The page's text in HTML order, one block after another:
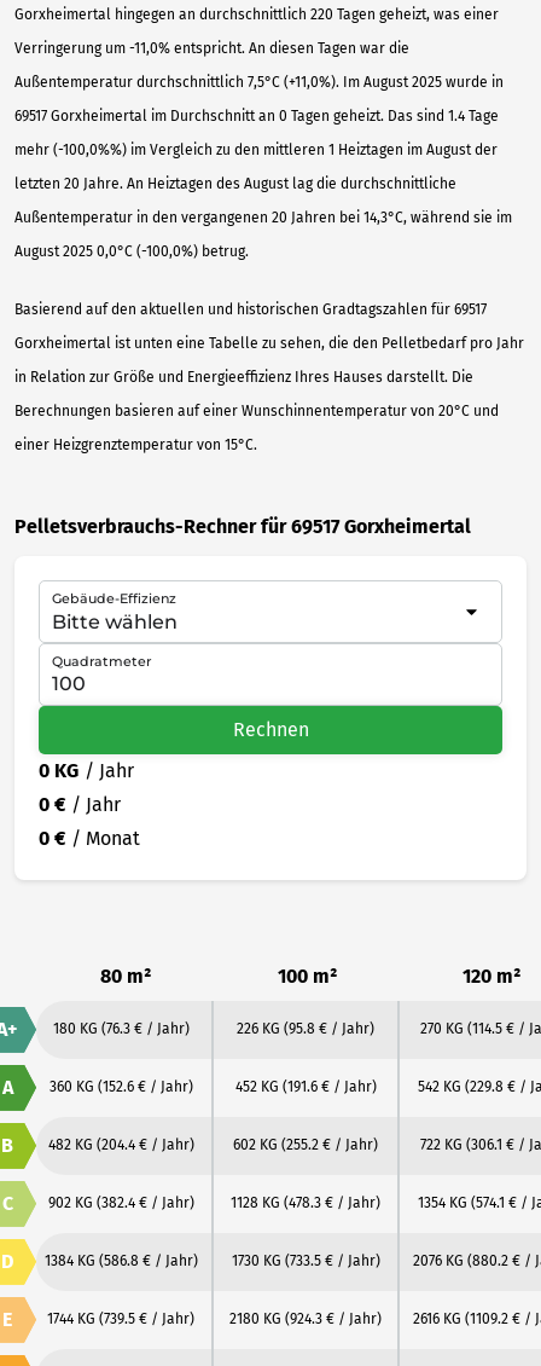
Gorxheimertal hingegen an durchschnittlich 220 Tagen geheizt, was einer
Verringerung um -11,0% entspricht. An diesen Tagen war die
Außentemperatur durchschnittlich 7,5°C (+11,0%). Im August 2025 wurde in
69517 Gorxheimertal im Durchschnitt an 0 Tagen geheizt. Das sind 1.4 Tage
mehr (-100,0%%) im Vergleich zu den mittleren 1 Heiztagen im August der
letzten 20 Jahre. An Heiztagen des August lag die durchschnittliche
Außentemperatur in den vergangenen 20 Jahren bei 14,3°C, während sie im
August 2025 0,0°C (-100,0%) betrug.
Basierend auf den aktuellen und historischen Gradtagszahlen für 69517
Gorxheimertal ist unten eine Tabelle zu sehen, die den Pelletbedarf pro Jahr
in Relation zur Größe und Energieeffizienz Ihres Hauses darstellt. Die
Berechnungen basieren auf einer Wunschinnentemperatur von 20°C und
einer Heizgrenztemperatur von 15°C.
Pelletsverbrauchs-Rechner für 69517 Gorxheimertal
Gebäude-Effizienz
Quadratmeter
Rechnen
0 KG / Jahr
0 € / Jahr
0 € / Monat
80 m² 100 m² 120 m²
180 KG (76.3 € / Jahr) 226 KG (95.8 € / Jahr) 270 KG (114.5 € /
A 360 KG (152.6 € / Jahr) 452 KG (191.6 € / Jahr) 542 KG (229.8 € /
B 482 KG (204.4 € / Jahr) 602 KG (255.2 € / Jahr) 722 KG (306.1 € /
C 902 KG (382.4 € / Jahr) 1128 KG (478.3 € / Jahr) 1354 KG (574.1 € /
D 1384 KG (586.8 € / Jahr) 1730 KG (733.5 € / Jahr) 2076 KG (880.2 € /
E 1744 KG (739.5 € / Jahr) 2180 KG (924.3 € / Jahr) 2616 KG (1109.2 € /